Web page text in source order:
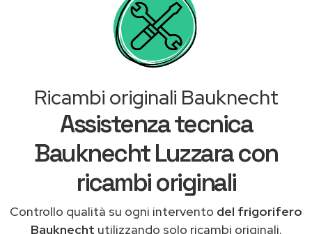
Ricambi originali Bauknecht
Assistenza tecnica
Bauknecht Luzzara con
ricambi originali
Controllo qualità su ogni intervento del frigorifero
Bauknecht utilizzando solo ricambi originali.